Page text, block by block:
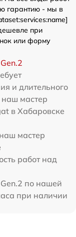
гарантию - мы в
при
или форму
и длительного
наш мастер
в Хабаровске
мастер
работ над
по нашей
при наличии